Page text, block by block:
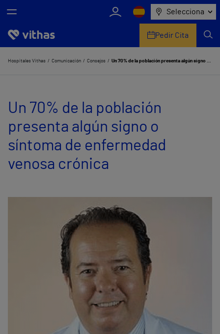
Selecciona
Nosotros
Servicios de salud
Equipo médico y asistencial
Pedir Cita
Hospitales Vithas Comunicación Consejos Un 70% de la población presenta algún signo o síntoma de enfermedad venosa crónica
Un 70% de la población
presenta algún signo o
síntoma de enfermedad
venosa crónica